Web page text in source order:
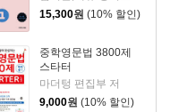
15,300원 (10% 할인)
중학영문법 3800제
스타터
마더텅 편집부 저
9,000원 (10% 할인)